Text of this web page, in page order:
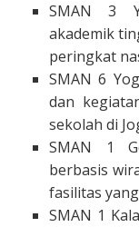
SMAN 3
akademik
peringkat
SMAN 6
dan
sekolah di
SMAN 1
berbasis
fasilitas
SMAN 1